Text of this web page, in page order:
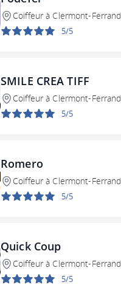
Coiffeur à Clermont-Ferrand
5/5
SMILE CREA TIFF
Coiffeur à Clermont-Ferrand
5/5
Romero
Coiffeur à Clermont-Ferrand
5/5
Quick Coup
Coiffeur à Clermont-Ferrand
5/5